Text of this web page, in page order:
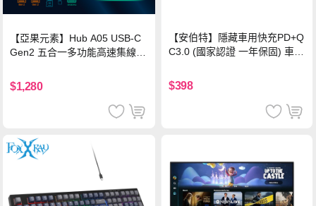
【亞果元素】Hub A05 USB-C
Gen2 五合一多功能高速集線
$1,280
【安伯特】隱藏車用快充PD+Q
C3.0 (國家認證 一年保固) 車充
$398